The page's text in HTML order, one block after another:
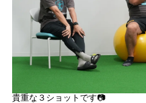
貴重な３ショットです📷